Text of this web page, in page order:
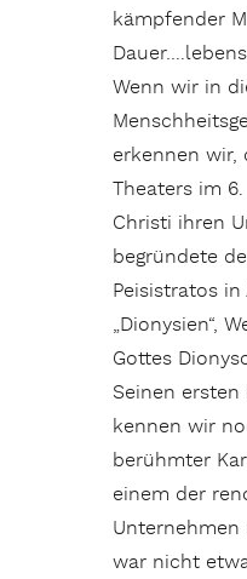
kämpfender
Wenn wir in
erkennen wir,
Theaters im
Christi ihren
begründete
Peisistratos
„Dionysien“,
Gottes
Seinen
kennen wir
berühmter
einem der
war nicht